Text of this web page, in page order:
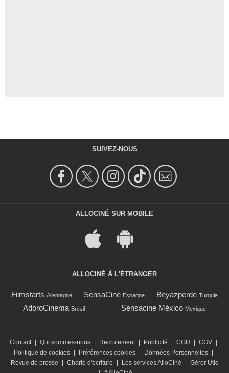
SUIVEZ-NOUS
ALLOCINÉ SUR MOBILE
ALLOCINÉ À L'ÉTRANGER
Filmstarts Allemagne SensaCine Espagne Beyazperde Turquie
AdoroCinema Brésil Sensacine México Mexique
Contact Qui sommes-nous Recrutement Publicité CGU CGV
Politique de cookies
Préférences cookies Données Personnelles
Revue de presse
Charte d'écriture Les services AlloCiné
Gérer Utiq